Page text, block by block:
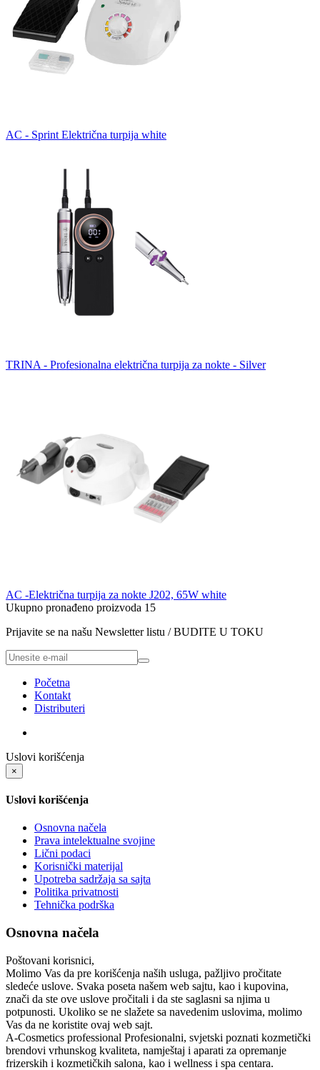
AC - Sprint Električna turpija white
TRINA - Profesionalna električna turpija za nokte - Silver
AC -Električna turpija za nokte J202, 65W white
Ukupno pronađeno proizvoda 15
Prijavite se na našu Newsletter listu / BUDITE U TOKU
Početna
Kontakt
Distributeri
Uslovi korišćenja
×
Uslovi korišćenja
Osnovna načela
Prava intelektualne svojine
Lični podaci
Korisnički materijal
Upotreba sadržaja sa sajta
Politika privatnosti
Tehnička podrška
Osnovna načela
Poštovani korisnici,
Molimo Vas da pre korišćenja naših usluga, pažljivo pročitate
sledeće uslove. Svaka poseta našem web sajtu, kao i kupovina,
znači da ste ove uslove pročitali i da ste saglasni sa njima u
potpunosti. Ukoliko se ne slažete sa navedenim uslovima, molimo
Vas da ne koristite ovaj web sajt.
A-Cosmetics professional Profesionalni, svjetski poznati kozmetički
brendovi vrhunskog kvaliteta, namještaj i aparati za opremanje
frizerskih i kozmetičkih salona, kao i wellness i spa centara.